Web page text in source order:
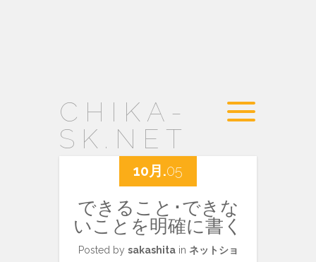
CHIKA-
SK.NET
できること･できな
いことを明確に書く
Posted by sakashitain ネットショ
10月.05